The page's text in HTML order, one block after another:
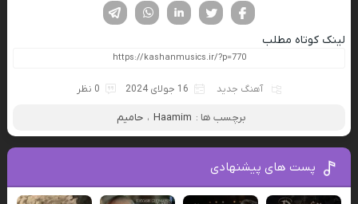
لینکدین تویتر
فیسوک
لینک کوتاه مطلب
آهنگ جدید 16 جولای 2024 0 نظر
برچسب ها : Haamim ، حامیم
پست های پیشنهادی